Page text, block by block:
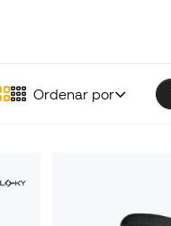
Ordenar por